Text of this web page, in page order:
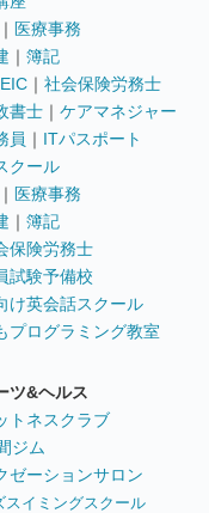
｜ 医療事務
｜ 簿記
｜ 社会保険労務士
書士 ｜ ケアマネジャー
員 ｜ ITパスポート
クール
｜ 医療事務
｜ 簿記
保険労務士
試験予備校
け英会話スクール
プログラミング教室
ツ&ヘルス
トネスクラブ
ジム
ゼーションサロン
スイミングスクール